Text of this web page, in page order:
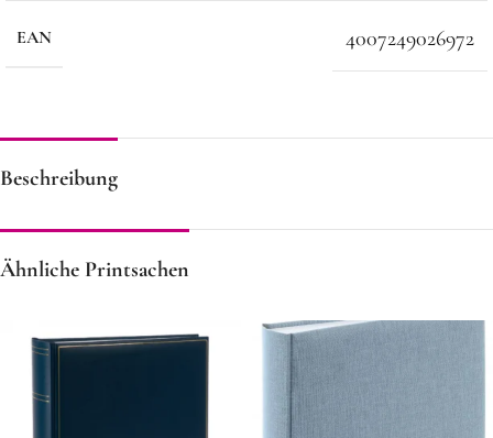
EAN 4007249026972
Beschreibung
Ähnliche Printsachen